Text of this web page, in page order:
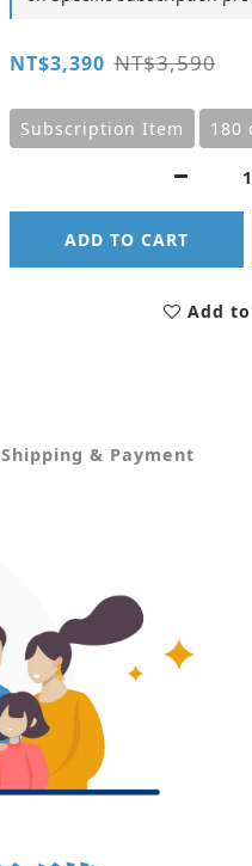
NT$3,390 NT$3,590
Subscription Item 180
ADD TO CART
Add
Shipping & Payment